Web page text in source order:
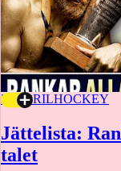
28 APRILHOCKEY
Jättelista:
talet